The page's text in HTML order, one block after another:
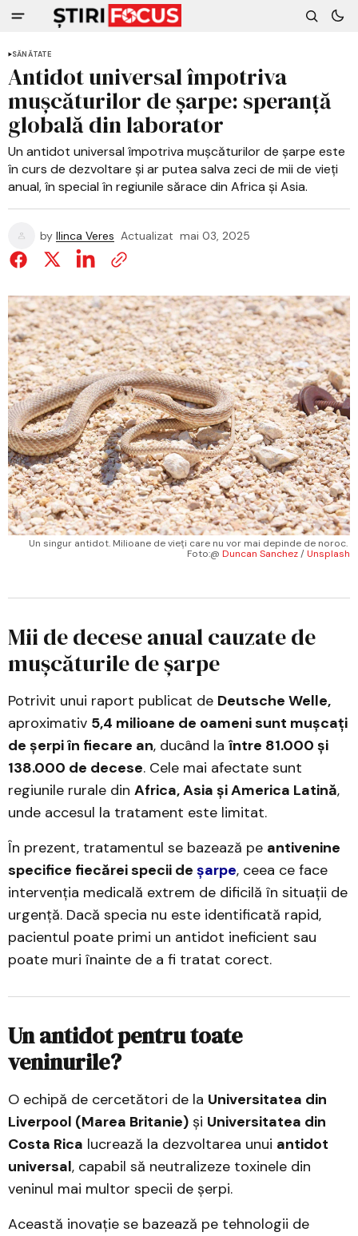
SĂNĂTATE
Antidot universal împotriva
mușcăturilor de șarpe: speranță
globală din laborator
Un antidot universal împotriva mușcăturilor de șarpe este
în curs de dezvoltare și ar putea salva zeci de mii de vieți
anual, în special în regiunile sărace din Africa și Asia.
by Ilinca Veres Actualizat mai 03, 2025
Un singur antidot. Milioane de vieți care nu vor mai depinde de noroc.
Foto:@ Duncan Sanchez / Unsplash
Mii de decese anual cauzate de
mușcăturile de șarpe
Potrivit unui raport publicat de Deutsche Welle,
aproximativ 5,4 milioane de oameni sunt mușcați
de șerpi în fiecare an, ducând la între 81.000 și
138.000 de decese. Cele mai afectate sunt
regiunile rurale din Africa, Asia și America Latină,
unde accesul la tratament este limitat.
În prezent, tratamentul se bazează pe antivenine
specifice fiecărei specii de șarpe, ceea ce face
intervenția medicală extrem de dificilă în situații de
urgență. Dacă specia nu este identificată rapid,
pacientul poate primi un antidot ineficient sau
poate muri înainte de a fi tratat corect.
Un antidot pentru toate
veninurile?
O echipă de cercetători de la Universitatea din
Liverpool (Marea Britanie) și Universitatea din
Costa Rica lucrează la dezvoltarea unui antidot
universal, capabil să neutralizeze toxinele din
veninul mai multor specii de șerpi.
Această inovație se bazează pe tehnologii de